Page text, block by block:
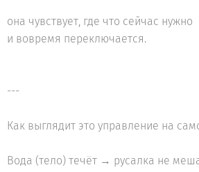
она чувствует, где что сейчас нужно
и вовремя переключается.
---
Как выглядит это управление на
Вода (тело) течёт → русалка не